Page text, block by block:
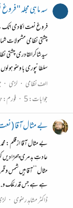
سہ ماہی مجلہ
فروغ نعت اکادمی اٹک
سیدشاکرالقادری چشتی
سلطانپوری با وضو ہو
الف نظامی
لڑی
جوابات: 5 فورم:
بے مثال آقا
بے مثال آقا ازقلم :
عادتِ بد مری چھڑادیں
مثال‘‘ آقا ہیں شمس
ہے ہے جس قدر مُلک
ڈاکٹر مشاہد رضوی